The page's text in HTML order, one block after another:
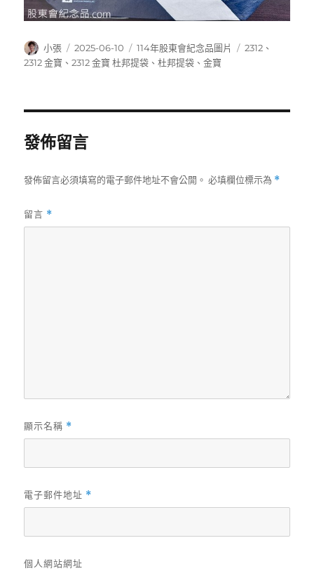
作
者
小張
發
佈
2025-06-10
分
類
114年股東會紀念品圖片
標
2312 、
2312 金寶 、2312 金寶 杜邦提袋 、杜邦提袋 、金寶
發佈留言
發佈留言必須填寫的電子郵件地址不會公開。 必填欄位標示為 *
留言 *
顯示名稱 *
電子郵件地址 *
個人網站網址